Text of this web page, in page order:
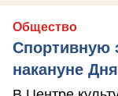
Общество
Спортивную
накануне